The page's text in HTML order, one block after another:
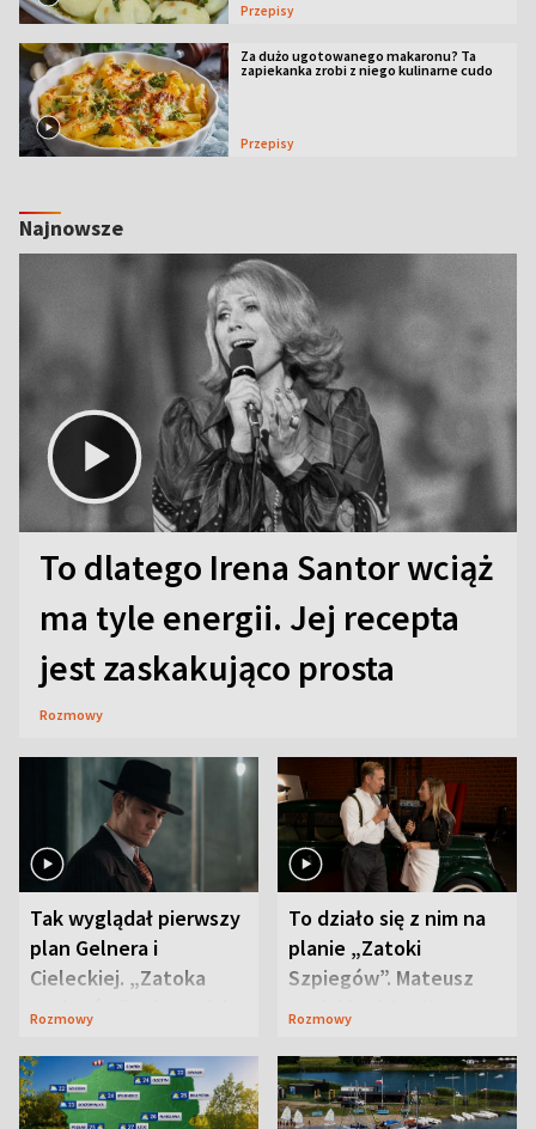
Przepisy
Za dużo ugotowanego makaronu? Ta
zapiekanka zrobi z niego kulinarne cudo
Przepisy
Najnowsze
To dlatego Irena Santor wciąż
ma tyle energii. Jej recepta
jest zaskakująco prosta
Rozmowy
Tak wyglądał pierwszy
plan Gelnera i
Cieleckiej. „Zatoka
szpiegów” od razu ich
Rozmowy
To działo się z nim na
planie „Zatoki
Szpiegów”. Mateusz
Janicki odsłonił
Rozmowy